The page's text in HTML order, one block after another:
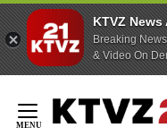
KTVZ News
Breaking
& Video On
Content